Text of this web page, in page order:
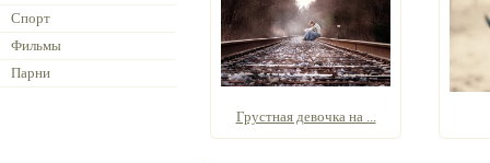
Спорт
Фильмы
Парни
Грустная девочка на ...